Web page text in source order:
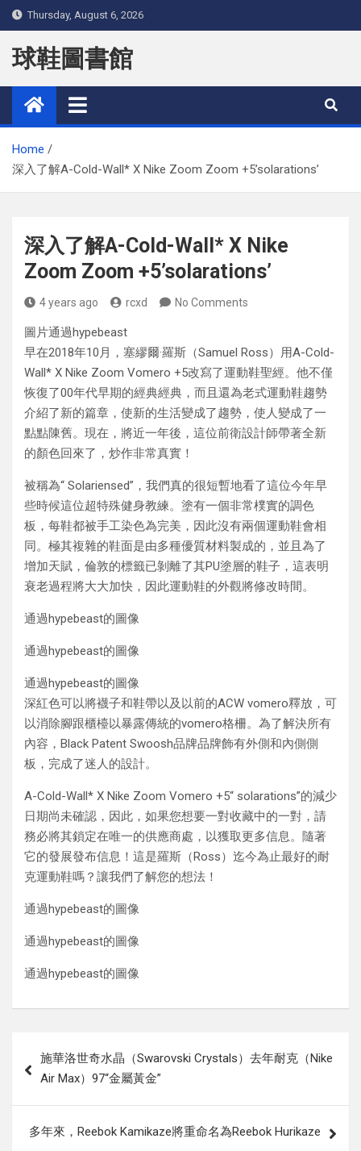
Skip
to
content
Thursday, August 6, 2026
球鞋圖書館
Home
深入了解A-Cold-Wall* X Nike Zoom Zoom +5’solarations’
深入了解A-Cold-Wall* X Nike
Zoom Zoom +5’solarations’
4 years ago rcxd No Comments
圖片通過hypebeast
早在2018年10月，塞繆爾·羅斯（Samuel Ross）用A-Cold-
Wall* X Nike Zoom Vomero +5改寫了運動鞋聖經。他不僅
恢復了00年代早期的經典經典，而且還為老式運動鞋趨勢
介紹了新的篇章，使新的生活變成了趨勢，使人變成了一
點點陳舊。現在，將近一年後，這位前衛設計師帶著全新
的顏色回來了，炒作非常真實！
被稱為“ Solariensed”，我們真的很短暫地看了這位今年早
些時候這位超特殊健身教練。塗有一個非常樸實的調色
板，每鞋都被手工染色為完美，因此沒有兩個運動鞋會相
同。極其複雜的鞋面是由多種優質材料製成的，並且為了
增加天賦，倫敦的標籤已剝離了其PU塗層的鞋子，這表明
衰老過程將大大加快，因此運動鞋的外觀將修改時間。
通過hypebeast的圖像
通過hypebeast的圖像
通過hypebeast的圖像
深紅色可以將襪子和鞋帶以及以前的ACW vomero釋放，可
以消除腳跟櫃檯以暴露傳統的vomero格柵。為了解決所有
內容，Black Patent Swoosh品牌品牌飾有外側和內側側
板，完成了迷人的設計。
A-Cold-Wall* X Nike Zoom Vomero +5“ solarations”的減少
日期尚未確認，因此，如果您想要一對收藏中的一對，請
務必將其鎖定在唯一的供應商處，以獲取更多信息。隨著
它的發展發布信息！這是羅斯（Ross）迄今為止最好的耐
克運動鞋嗎？讓我們了解您的想法！
通過hypebeast的圖像
通過hypebeast的圖像
通過hypebeast的圖像
navigation
施華洛世奇水晶（Swarovski Crystals）去年耐克（Nike
Air Max）97“金屬黃金”
多年來，Reebok Kamikaze將重命名為Reebok Hurikaze